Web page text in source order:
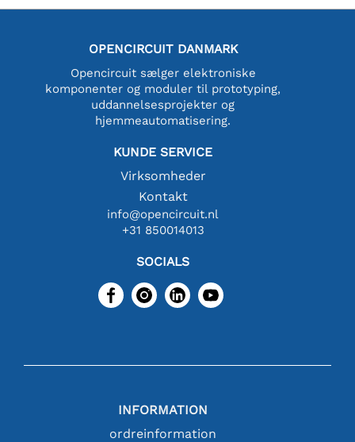
OPENCIRCUIT DANMARK
Opencircuit sælger elektroniske
komponenter og moduler til prototyping,
uddannelsesprojekter og
hjemmeautomatisering.
KUNDE SERVICE
Virksomheder
Kontakt
info@opencircuit.nl
+31 850014013
SOCIALS
INFORMATION
ordreinformation